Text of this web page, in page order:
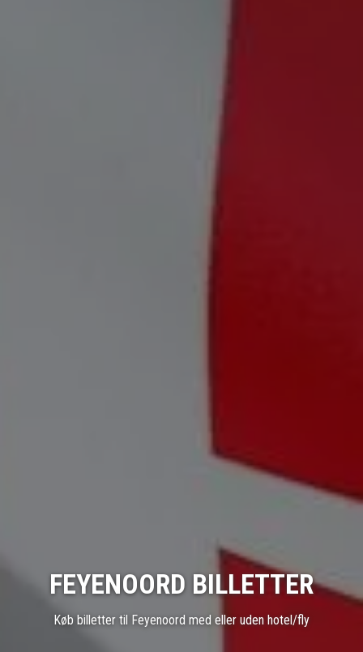
FEYENOORD BILLETTER
Køb billetter til Feyenoord med eller uden hotel/fly